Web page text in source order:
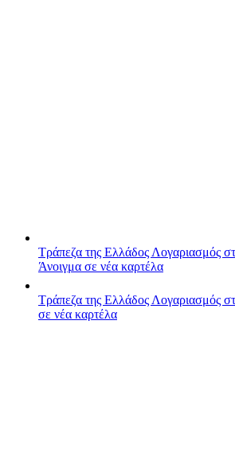
Τράπεζα της Ελλάδος Λογαριασμός
Άνοιγμα σε νέα καρτέλα
Τράπεζα της Ελλάδος Λογαριασμός
σε νέα καρτέλα